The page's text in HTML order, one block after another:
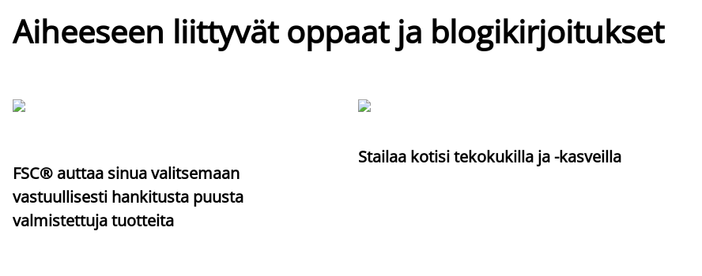
Aiheeseen liittyvät oppaat ja blogikirjoitukset
FSC® auttaa sinua valitsemaan
vastuullisesti hankitusta puusta
valmistettuja tuotteita
Stailaa kotisi tekokukilla ja -kasveilla